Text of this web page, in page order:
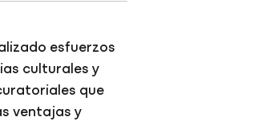
esfuerzos
culturales y
que
ventajas y